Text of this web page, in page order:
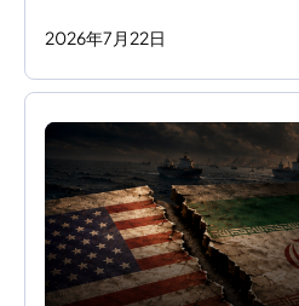
2026年7 月 22日